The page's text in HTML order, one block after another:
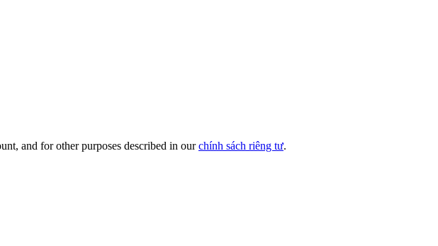
and for other purposes described in ourchính sách riêng tư.